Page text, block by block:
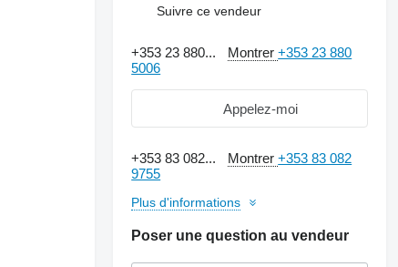
Suivre ce vendeur
+353 23 880... Montrer+353 23 880
5006
Appelez-moi
+353 83 082... Montrer+353 83 082
9755
Plus d'informations
Poser une question au vendeur